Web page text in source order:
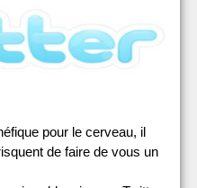
pour le cerveau, il
de faire de vous un